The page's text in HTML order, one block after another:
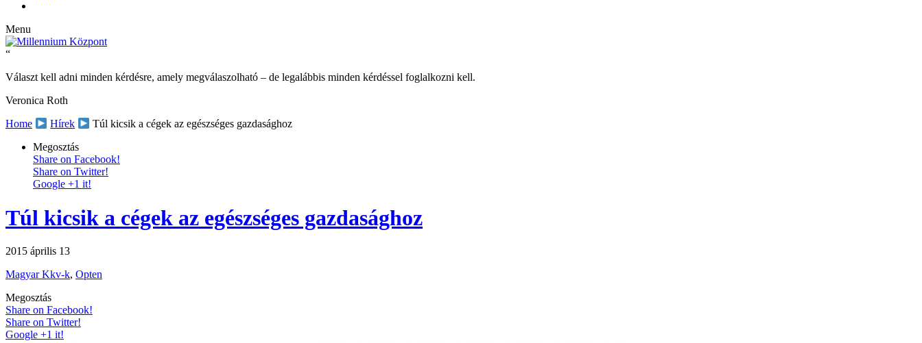
Menu
“
Választ kell adni minden kérdésre, amely megválaszolható – de legalábbis minden kérdéssel foglalkozni kell.
Veronica Roth
Home Hírek
Túl kicsik a cégek az egészséges gazdasághoz
Megosztás
Share on Facebook!
Share on Twitter!
Google +1 it!
Túl kicsik a cégek az egészséges gazdasághoz
2015 április 13
Magyar Kkv-k, Opten
Megosztás
Share on Facebook!
Share on Twitter!
Google +1 it!